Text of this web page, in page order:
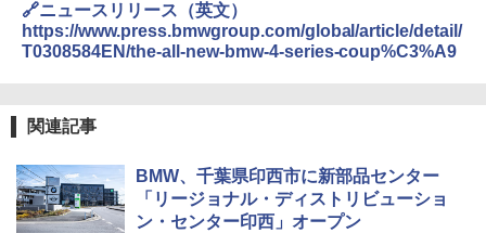
🔗ニュースリリース（英文）
https://www.press.bmwgroup.com/global/article/detail/
T0308584EN/the-all-new-bmw-4-series-coup%C3%A9
関連記事
BMW、千葉県印西市に新部品センター
「リージョナル・ディストリビューショ
ン・センター印西」オープン